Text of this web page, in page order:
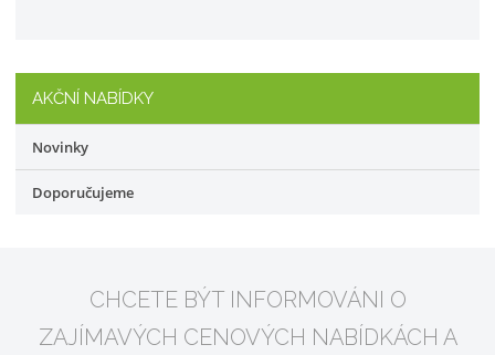
AKČNÍ NABÍDKY
Novinky
Doporučujeme
CHCETE BÝT INFORMOVÁNI O
ZAJÍMAVÝCH CENOVÝCH NABÍDKÁCH A